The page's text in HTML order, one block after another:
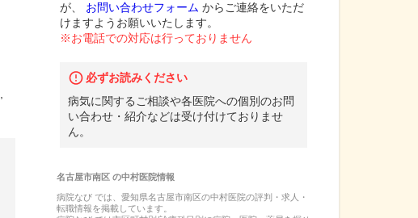
が、
お問い合わせフォーム からご連絡をいただ
けますようお願いいたします。
※お電話での対応は行っておりません
必ずお読みください
病気に関するご相談や各医院への個別のお問
い合わせ・紹介などは受け付けておりませ
ん。
名古屋市南区の中村医院情報
病院なび では、 愛知県名古屋市南区の中村医院の評判・求人・
転職情報を掲載しています。